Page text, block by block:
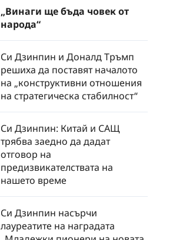
„Винаги ще бъда човек от
народа“
Си Дзинпин и Доналд Тръмп
решиха да поставят началото
на „конструктивни отношения
на стратегическа стабилност“
Си Дзинпин: Китай и САЩ
трябва заедно да дадат
отговор на
предизвикателствата на
нашето време
Си Дзинпин насърчи
лауреатите на наградата